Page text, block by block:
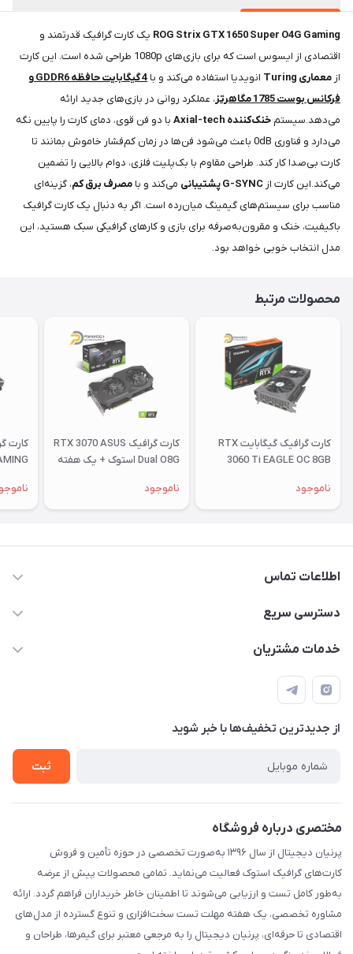
ROG Strix GTX 1650 Super O4G Gaming یک کارت گرافیک قدرتمند و
اقتصادی از ایسوس است که برای بازی‌های 1080p طراحی شده است. این کارت
از معماری Turing انویدیا استفاده می‌کند و با
4 گیگابایت حافظه GDDR6 و
فرکانس بوست 1785 مگاهرتز
، عملکرد روانی در بازی‌های جدید ارائه
می‌دهد.سیستم خنک‌کننده Axial-tech
با دو فن قوی، دمای کارت را پایین نگه
می‌دارد و فناوری 0dB باعث می‌شود فن‌ها در زمان کم‌فشار خاموش بمانند تا
کارت بی‌صدا کار کند. طراحی مقاوم با بک‌پلیت فلزی، دوام بالایی را تضمین
می‌کند.این کارت از G-SYNC پشتیبانی می‌کند و با مصرف برق کم، گزینه‌ای
مناسب برای سیستم‌های گیمینگ میان‌رده است. اگر به دنبال یک کارت گرافیک
باکیفیت، خنک و مقرون‌به‌صرفه برای بازی و کارهای گرافیکی سبک هستید، این
مدل انتخاب خوبی خواهد بود.
محصولات مرتبط
کارت گرافیک گیگابایت RTX
3060 Ti EAGLE OC 8GB
تست
ناموجود
کارت گرافیک RTX 3070 ASUS
Dual O8G استوک + یک هفته
ناموجود
تست
اطلاعات تماس
07191092067 - 09034052067
،طبقه دوم واحد 220
دسترسی سریع
حساب کاربری
لیست محصولات
مجله فروشگاه
خدمات مشتریان
قوانین و مقررات
حریم خصوصی
راهنما
از جدید‌ترین تخفیف‌ها با‌ خبر شوید
ثبت
مختصری درباره فروشگاه
پرنیان دیجیتال از سال ۱۳۹۶ به‌صورت تخصصی در حوزه تأمین و فروش
کارت‌های گرافیک استوک فعالیت می‌نماید. تمامی محصولات پیش از عرضه
به‌طور کامل تست و ارزیابی می‌شوند تا اطمینان خاطر خریداران فراهم گردد. ارائه
مشاوره تخصصی، یک هفته مهلت تست سخت‌افزاری و تنوع گسترده از مدل‌های
اقتصادی تا حرفه‌ای، پرنیان دیجیتال را به مرجعی معتبر برای گیمرها، طراحان و